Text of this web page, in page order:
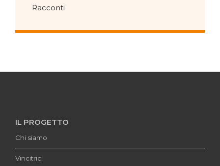
Racconti
IL PROGETTO
Chi siamo
Vincitrici